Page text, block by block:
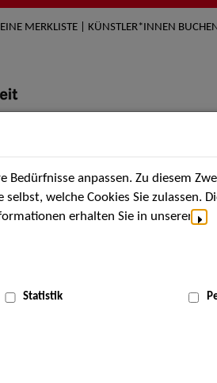
MERKLISTE | KÜNSTLER*INNEN
Über uns Aktuelles
anpassen. Zu diesem
welche Cookies Sie zulassen.
erhalten Sie in unserer
Statistik